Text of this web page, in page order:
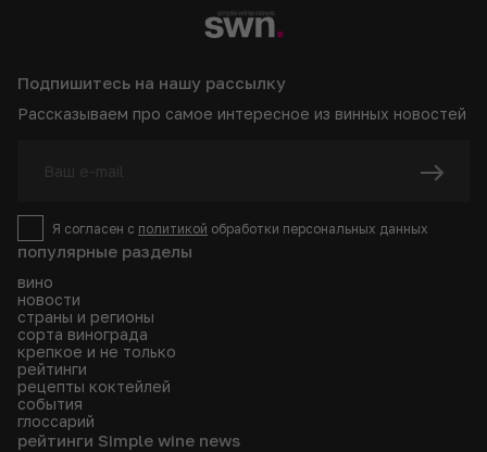
популярные разделы
вино
новости
страны и регионы
сорта винограда
крепкое и не только
рейтинги
рецепты коктейлей
события
глоссарий
рейтинги Simple wine news
Подпишитесь на нашу рассылку
Рассказываем про самое интересное из винных новостей
Я согласен с политикой обработки персональных данных